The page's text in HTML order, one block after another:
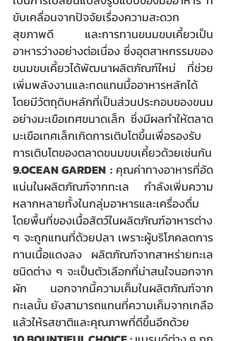
ขับเคลื่อนจากปัจจัยเรื่องความสะดวก
สุขภาพดี และการทานขนมขบเคี้ยวเป็น
อาหารว่างอย่างต่อเนื่อง ซึ่งอุตสาหกรรมของ
ขนมขบเคี้ยวได้พัฒนาผลิตภัณฑ์ใหม่ ที่ช่วย
เพิ่มพลังงานและทดแทนมื้ออาหารหลักได้
โดยมีวัตถุดิบหลักที่เป็นส่วนประกอบของขนม
อย่างมะเขือเทศขนาดเล็ก ซึ่งมีผลทำให้ตลาด
มะเขือเทศเล็กเกิดการเติบโตขึ้นเพื่อรองรับ
การเติบโตของตลาดขนมขบเคี้ยวด้วยเช่นกัน
9.OCEAN GARDEN : คุณค่าทางอาหารที่อัด
แน่นในผลิตภัณฑ์จากทะเล กำลังเพิ่มความ
หลากหลายทั้งในกลุ่มอาหารและเครื่องดื่ม
โดยพื้นที่ของเนื้อสัตว์ในผลิตภัณฑ์อาหารต่าง
ๆ จะถูกแทนที่ด้วยปลา เพราะผู้บริโภคลดการ
ทานเนื้อแดงลง ผลิตภัณฑ์จากสาหร่ายทะเล
ชนิดต่าง ๆ จะเป็นตัวเลือกที่น่าสนใจนอกจาก
ผัก นอกจากนี้ความเค็มในผลิตภัณฑ์จาก
ทะเลนั้น ยังสามารถแทนที่ความเค็มจากเกลือ
แล้วให้รสชาติและคุณภาพที่ดีขึ้นอีกด้วย